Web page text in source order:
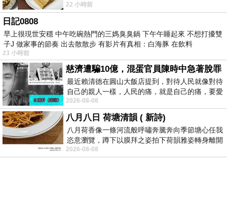
心演戲。拍攝期間，經常工作超過12個鐘
22 小時前
日記0808
早上很現世安穩 中午吃碗熱門的三媽臭臭鍋 下午午睡起來 不想打擾雙
子J 做家事的節奏 出去散散步 有影片有真相：白海豚 在飲料
23 小時前
慈濟遭騙10億，混蛋官員陳時中急著脫罪
最近賴清德在圓山大飯店提到，對待人民就像對待
自己的親人一樣，人民的痛，就是自己的痛，要愛
民如親，說的這麼好聽，實際上根本沒做
2026-08-08
八月八日 荷塘清韻 ( 新詩)
八月荷香像一條河流般呼嘯奔騰奔向季節塘心任我
恣意瀏覽，蹲下以膜拜之姿拍下荷韻雅姿轉身離開
時我把美麗的遐想掛在亭亭葉柄上盼望
2026-08-08